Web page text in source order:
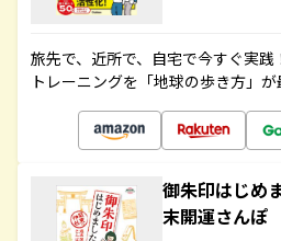
旅先で、近所で、自宅で今すぐ実
トレーニングを「地球の歩き方」
御朱印はじ
末開運さんぽ